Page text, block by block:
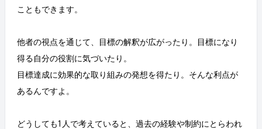
こともできます。
他者の視点を通じて、目標の解釈が広がったり。目標になり
得る自分の役割に気づいたり。
目標達成に効果的な取り組みの発想を得たり。そんな利点が
あるんですよ。
どうしても1人で考えていると、過去の経験や制約にとらわれ